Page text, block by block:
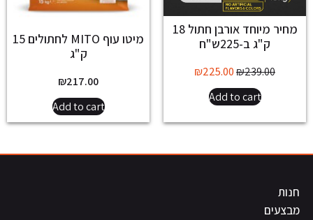
מחיר מיוחד אורבן חתול 18
ק"ג ב-225ש"ח
₪239.00
₪225.00
Add to cart
מיטו עוף MITO לחתולים 15
ק"ג
₪217.00
Add to cart
חנות
מבצעים